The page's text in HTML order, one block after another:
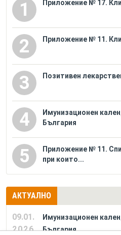
1 Приложение № 17.
2 Приложение № 11.
3 Позитивен
4
Имунизационен
България
5
Приложение № 11.
при които...
АКТУАЛНО
09.01.
2026
Имунизационен
България